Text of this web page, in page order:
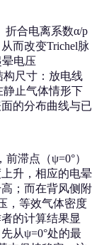
折合电离系数α/p
而改变Trichel脉
电压
构尺寸：放电线
静止气体情形下
的分布曲线与已
滞点（ψ=0°）
升，相应的电晕
；而在背风侧附
，等效气体密度
的计算结果显
从ψ=0°处的最